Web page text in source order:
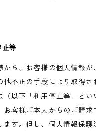
等
から、お客様の個人情報
他不正の手段により取得
（以下「利用停止等」と
お客様ご本人からのご請
ます。但し、個人情報保